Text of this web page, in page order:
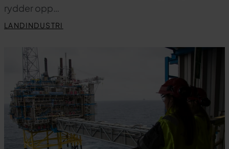
rydder opp…
LANDINDUSTRI